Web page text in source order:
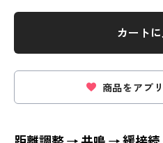
カート
商品をアプ